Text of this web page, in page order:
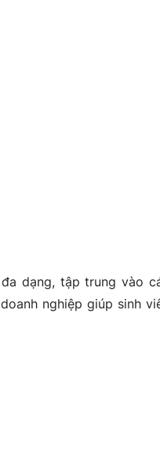
dạng, tập trung vào
nghiệp giúp sinh